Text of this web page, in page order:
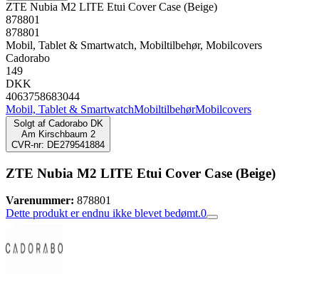
ZTE Nubia M2 LITE Etui Cover Case (Beige)
878801
878801
Mobil, Tablet & Smartwatch, Mobiltilbehør, Mobilcovers
Cadorabo
149
DKK
4063758683044
Mobil, Tablet & SmartwatchMobiltilbehørMobilcovers
Solgt af Cadorabo DK
Am Kirschbaum 2
CVR-nr: DE279541884
ZTE Nubia M2 LITE Etui Cover Case (Beige)
Varenummer: 878801
Dette produkt er endnu ikke blevet bedømt.0